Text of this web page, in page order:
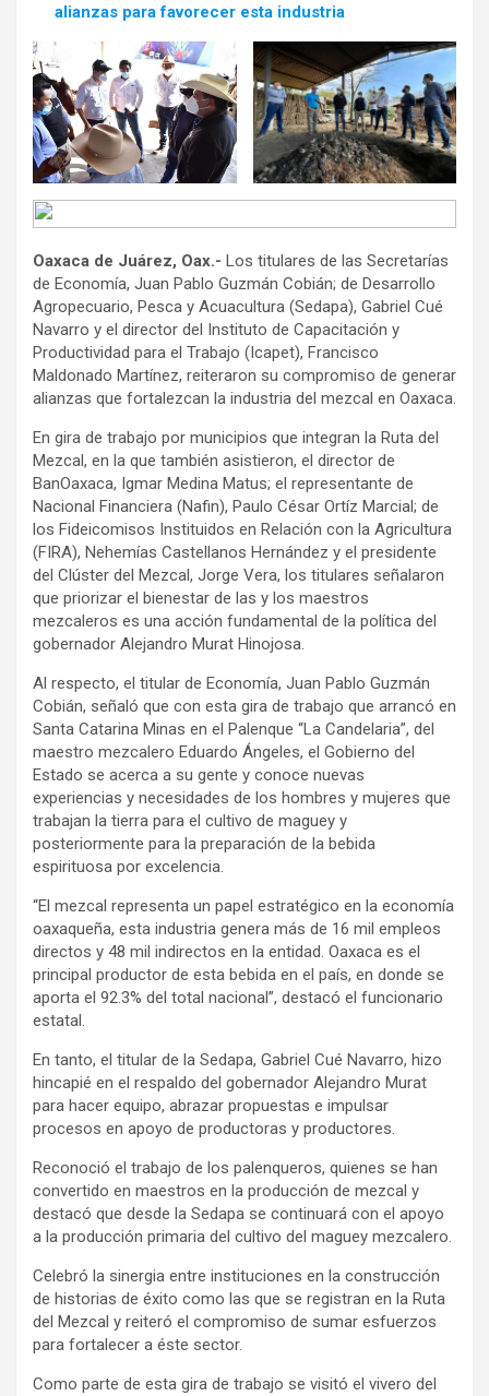
alianzas para favorecer esta industria
Oaxaca de Juárez, Oax.- Los titulares de las Secretarías
de Economía, Juan Pablo Guzmán Cobián; de Desarrollo
Agropecuario, Pesca y Acuacultura (Sedapa), Gabriel Cué
Navarro y el director del Instituto de Capacitación y
Productividad para el Trabajo (Icapet), Francisco
Maldonado Martínez, reiteraron su compromiso de generar
alianzas que fortalezcan la industria del mezcal en Oaxaca.
En gira de trabajo por municipios que integran la Ruta del
Mezcal, en la que también asistieron, el director de
BanOaxaca, Igmar Medina Matus; el representante de
Nacional Financiera (Nafin), Paulo César Ortíz Marcial; de
los Fideicomisos Instituidos en Relación con la Agricultura
(FIRA), Nehemías Castellanos Hernández y el presidente
del Clúster del Mezcal, Jorge Vera, los titulares señalaron
que priorizar el bienestar de las y los maestros
mezcaleros es una acción fundamental de la política del
gobernador Alejandro Murat Hinojosa.
Al respecto, el titular de Economía, Juan Pablo Guzmán
Cobián, señaló que con esta gira de trabajo que arrancó en
Santa Catarina Minas en el Palenque “La Candelaria”, del
maestro mezcalero Eduardo Ángeles, el Gobierno del
Estado se acerca a su gente y conoce nuevas
experiencias y necesidades de los hombres y mujeres que
trabajan la tierra para el cultivo de maguey y
posteriormente para la preparación de la bebida
espirituosa por excelencia.
“El mezcal representa un papel estratégico en la economía
oaxaqueña, esta industria genera más de 16 mil empleos
directos y 48 mil indirectos en la entidad. Oaxaca es el
principal productor de esta bebida en el país, en donde se
aporta el 92.3% del total nacional”, destacó el funcionario
estatal.
En tanto, el titular de la Sedapa, Gabriel Cué Navarro, hizo
hincapié en el respaldo del gobernador Alejandro Murat
para hacer equipo, abrazar propuestas e impulsar
procesos en apoyo de productoras y productores.
Reconoció el trabajo de los palenqueros, quienes se han
convertido en maestros en la producción de mezcal y
destacó que desde la Sedapa se continuará con el apoyo
a la producción primaria del cultivo del maguey mezcalero.
Celebró la sinergia entre instituciones en la construcción
de historias de éxito como las que se registran en la Ruta
del Mezcal y reiteró el compromiso de sumar esfuerzos
para fortalecer a éste sector.
Como parte de esta gira de trabajo se visitó el vivero del